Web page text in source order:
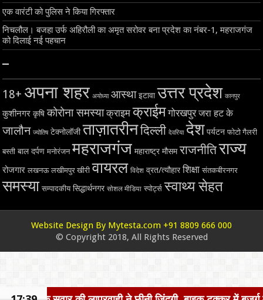
एक वारंटी को पुलिस ने किया गिरफ्तार
निचलौल। बजहा उर्फ अहिरौली का अमृत सरोवर बना प्रदेश का नंबर-1, महराजगंज
को दिलाई नई पहचान
–
18+ अपना शहर अयोध्या आस्था इटावा उत्तर प्रदेश कानपुर
कुशीनगर कृषि कोरोना समस्या क्राइम क्राईम गोरखपुर जरा हट के
जालौन ज्योतिष टेक्नोलॉजी ताज़ातरीनदिल्ली देवरिया देश पर्यटन फोटो गैलरी
बस्ती बाल दर्पण मनोरंजन महराजगंज महाराष्ट्र मौसम राजनीतिराज्य
रोजगार लखनऊ लखीमपुर खीरी वायरल विदेश व्रत/त्यौहार शिक्षा संतकबीरनगर
समस्या सम्पादकीय सिद्धार्थनगर सोशल मीडिया स्पोर्ट्स स्वाथ्य सेहत
Website Design By Mytesta.com +91 8809 666 000
© Copyright 2018, All Rights Reserved